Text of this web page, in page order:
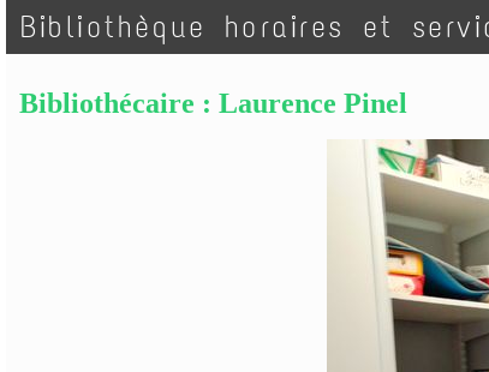
Bibliothèque horaires et
Bibliothécaire : Laurence Pinel